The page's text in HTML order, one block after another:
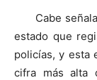
Cabe
estado que
policías, y esta
cifra más alta